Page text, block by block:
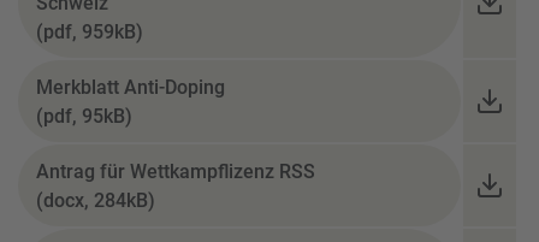
(pdf, 959kB)
Merkblatt Anti-Doping
(pdf, 95kB)
Antrag für Wettkampflizenz RSS
(docx, 284kB)